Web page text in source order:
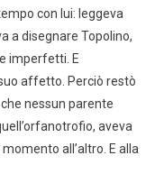
con lui: leggeva
a disegnare Topolino,
imperfetti. E
affetto. Perciò restò
nessun parente
aveva
all’altro. E alla